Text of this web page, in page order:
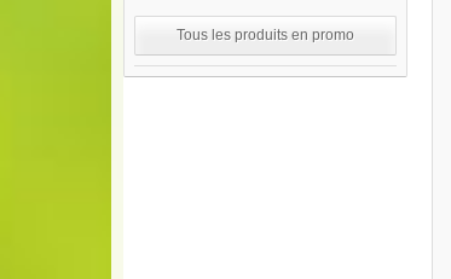
Tous les produits en promo